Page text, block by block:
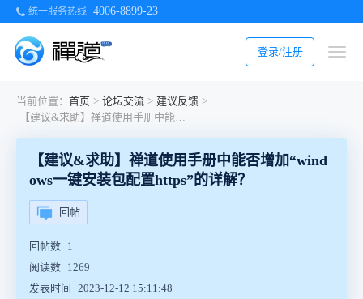
统一服务热线 4006-8899-23
登录/注册
当前位置： 首页 > 论坛交流 > 建议反馈 >
【建议&求助】禅道使用手册中能否增加“windows一键安装包配置https”的详解？
【建议&求助】禅道使用手册中能否增加“wind
ows一键安装包配置https”的详解？
回帖
回帖数 1
阅读数 1269
发表时间
2023-12-12 15:11:48